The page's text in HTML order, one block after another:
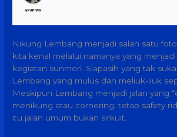
Nikung Lembang menjadi salah satu
kita kenal melalui namanya yang
kegiatan sunmori. Siapasih yang tak
Lembang yang mulus dan meliuk-liuk
Meskipun Lembang menjadi jalan yang
menikung atau cornering, tetap safety
itu jalan umum bukan sirkuit.